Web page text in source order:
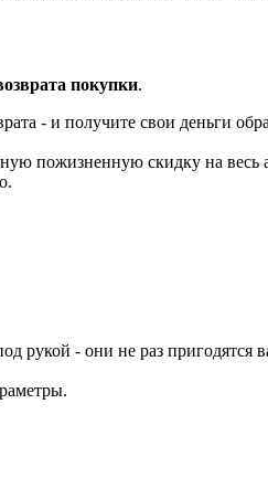
покупки.
- и получите свои деньги
пожизненную скидку на весь
рукой - они не раз пригодятся